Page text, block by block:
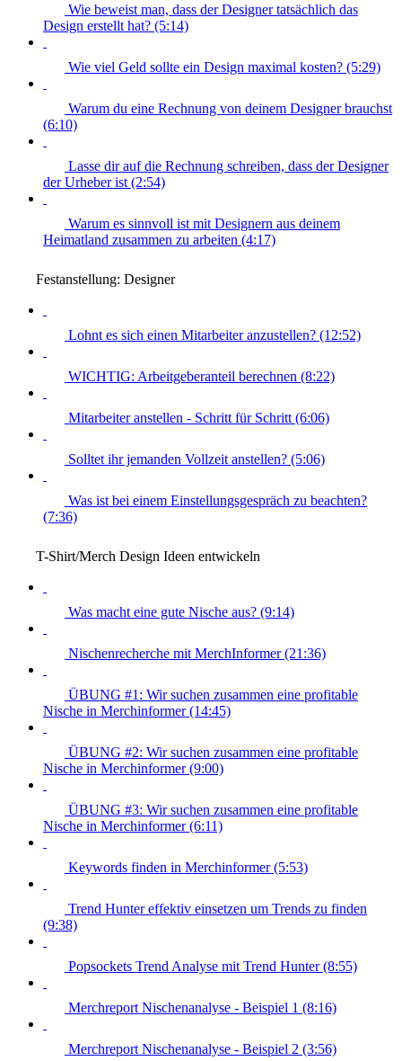
Wie beweist man, dass der Designer tatsächlich das
Design erstellt hat? (5:14)
Wie viel Geld sollte ein Design maximal kosten? (5:29)
Warum du eine Rechnung von deinem Designer brauchst
(6:10)
Lasse dir auf die Rechnung schreiben, dass der Designer
der Urheber ist (2:54)
Warum es sinnvoll ist mit Designern aus deinem
Heimatland zusammen zu arbeiten (4:17)
Festanstellung: Designer
Lohnt es sich einen Mitarbeiter anzustellen? (12:52)
WICHTIG: Arbeitgeberanteil berechnen (8:22)
Mitarbeiter anstellen - Schritt für Schritt (6:06)
Solltet ihr jemanden Vollzeit anstellen? (5:06)
Was ist bei einem Einstellungsgespräch zu beachten?
(7:36)
T-Shirt/Merch Design Ideen entwickeln
Was macht eine gute Nische aus? (9:14)
Nischenrecherche mit MerchInformer (21:36)
ÜBUNG #1: Wir suchen zusammen eine profitable
Nische in Merchinformer (14:45)
ÜBUNG #2: Wir suchen zusammen eine profitable
Nische in Merchinformer (9:00)
ÜBUNG #3: Wir suchen zusammen eine profitable
Nische in Merchinformer (6:11)
Keywords finden in Merchinformer (5:53)
Trend Hunter effektiv einsetzen um Trends zu finden
(9:38)
Popsockets Trend Analyse mit Trend Hunter (8:55)
Merchreport Nischenanalyse - Beispiel 1 (8:16)
Merchreport Nischenanalyse - Beispiel 2 (3:56)